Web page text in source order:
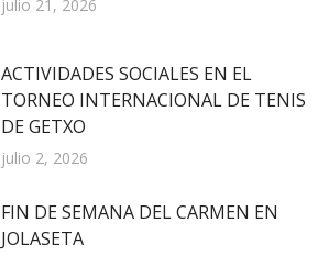
julio 21, 2026
ACTIVIDADES SOCIALES EN EL
TORNEO INTERNACIONAL DE TENIS
DE GETXO
julio 2, 2026
FIN DE SEMANA DEL CARMEN EN
JOLASETA